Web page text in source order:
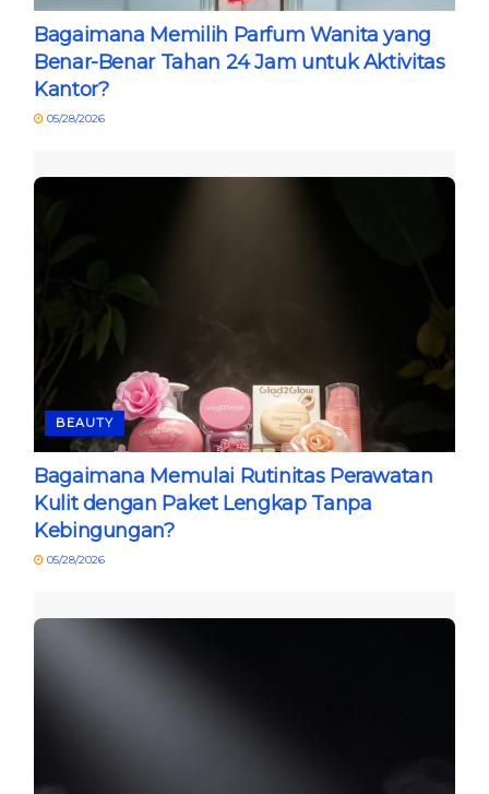
Bagaimana Memilih Parfum Wanita yang
Benar-Benar Tahan 24 Jam untuk Aktivitas
Kantor?
05/28/2026
BEAUTY
Bagaimana Memulai Rutinitas Perawatan
Kulit dengan Paket Lengkap Tanpa
Kebingungan?
05/28/2026